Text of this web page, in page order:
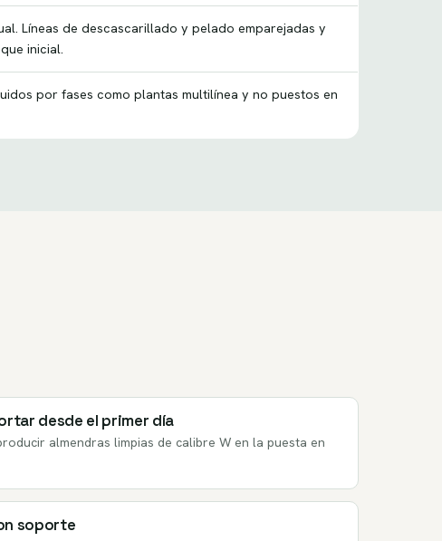
Líneas de descascarillado y pelado emparejadas y
inicial.
por fases como plantas multilínea y no puestos en
desde el primer día
almendras limpias de calibre W en la puesta en
soporte